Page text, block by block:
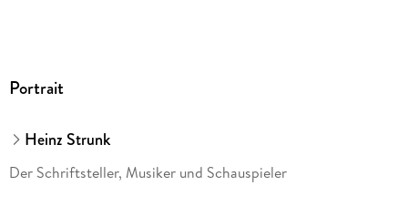
Portrait
Heinz Strunk
Der Schriftsteller, Musiker und Schauspieler